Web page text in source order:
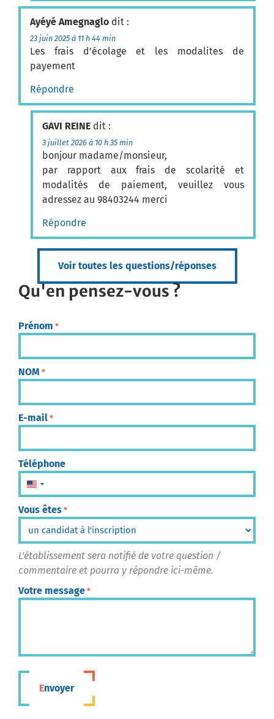
Ayéyé Amegnaglo dit :
23 juin 2025 à 11 h 44 min
Les frais d’écolage et les modalites de
payement
Répondre
GAVI REINE dit :
3 juillet 2026 à 10 h 35 min
bonjour madame/monsieur,
par rapport aux frais de scolarité et
modalités de paiement, veuillez vous
adressez au 98403244 merci
Répondre
Voir toutes les questions/réponses
Qu'en pensez-vous ?
Prénom *
NOM *
E-mail *
Téléphone
États-Unis +1
Vous êtes *
L'établissement sera notifié de votre question /
commentaire et pourra y répondre ici-même.
Votre message *
Envoyer